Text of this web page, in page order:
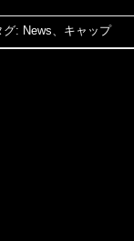
グ: News、 キャップ